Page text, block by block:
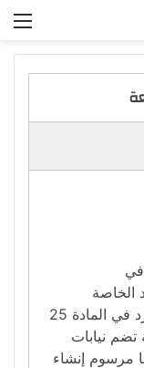
في
الخاصة
بسيرها لاسيما الإطار الهيكلي، كما ورد في المادة 25
تضم نيابات
مرسوم إنشاء